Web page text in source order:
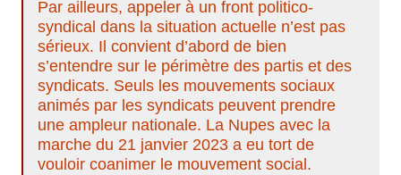
Par ailleurs, appeler à un front politico-
syndical dans la situation actuelle n’est pas
sérieux. Il convient d’abord de bien
s’entendre sur le périmètre des partis et des
syndicats. Seuls les mouvements sociaux
animés par les syndicats peuvent prendre
une ampleur nationale. La Nupes avec la
marche du 21 janvier 2023 a eu tort de
vouloir coanimer le mouvement social.